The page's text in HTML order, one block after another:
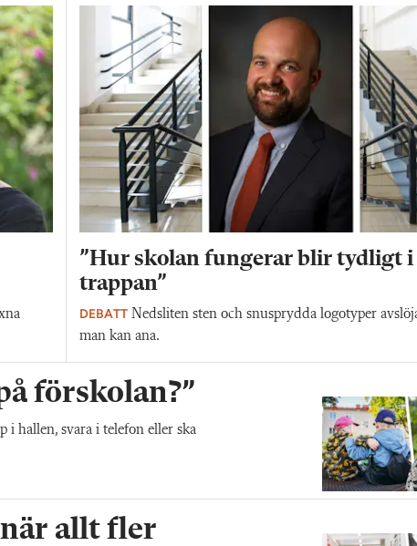
”Hur skolan fungerar blir tydligt i
trappan”
DEBATT Nedsliten sten och snusprydda logotyper
man kan ana.
förskolan?”
i hallen, svara i telefon eller ska
när allt fler